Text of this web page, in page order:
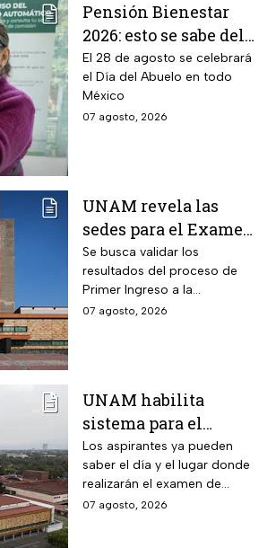
Pensión Bienestar
2026: esto se sabe del
pago por el Día del
Abuelo en agosto
El 28 de agosto se celebrará
el Día del Abuelo en todo
México
07 agosto, 2026
UNAM revela las
sedes para el Examen
de control 2026;
consulta dónde será
Se busca validar los
resultados del proceso de
Primer Ingreso a la
Licenciatura luego de
07 agosto, 2026
UNAM habilita
sistema para el
examen de control: así
puedes consultar
fecha, hora y sede
Los aspirantes ya pueden
saber el día y el lugar donde
realizarán el examen de
control de forma presencial
07 agosto, 2026